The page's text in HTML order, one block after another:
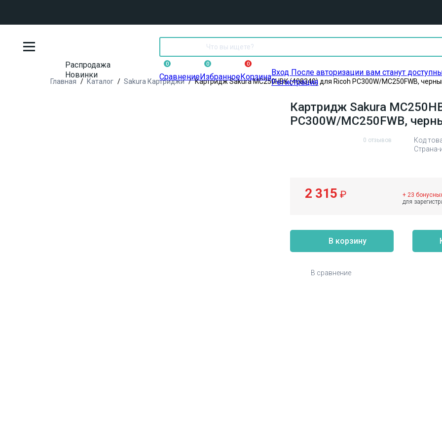
Распродажа
Новинки
0
Сравнение
0
Избранное
0
КорзинаВход После авторизации вам станут
Регистрация
Главная Каталог Sakura Картриджи Картридж Sakura MC250HBK (408340) для Ricoh PC300W/MC250FWB,
Картридж Sakura
PC300W/MC250FWB,
0 отзывов
Код
Страна-
2 315 ₽ + 23
для
В корзину
В сравнение